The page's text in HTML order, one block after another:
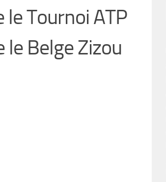
Tournoi ATP
le Belge Zizou